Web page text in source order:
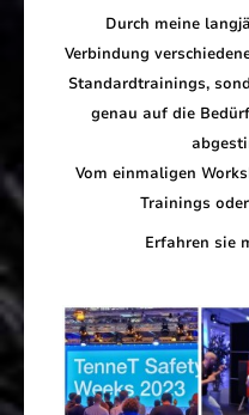
Durch meine
Verbindung
Standardtrainings,
genau auf die
Vom einmaligen
Trainings
Erfahren sie